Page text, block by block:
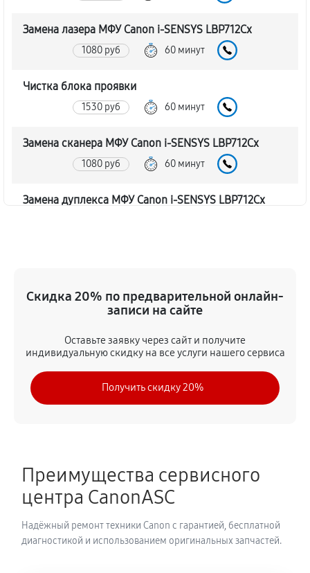
Замена лазера МФУ Canon i-SENSYS LBP712Cx
1080 руб 60 минут
Чистка блока проявки
1530 руб 60 минут
Замена сканера МФУ Canon i-SENSYS LBP712Cx
1080 руб 60 минут
Замена дуплекса МФУ Canon i-SENSYS LBP712Cx
Замена тормозной площадки
60 минут
Замена Wi-Fi МФУ Canon i-SENSYS LBP712Cx
1620 руб 60 минут
Замена печатной головки
1350 руб 60 минут
Замена печки МФУ Canon i-SENSYS LBP712Cx
Скидка 20% по предварительной онлайн-
записи на сайте
Оставьте заявку через сайт и получите
индивидуальную скидку на все услуги нашего сервиса
Получить скидку 20%
Преимущества сервисного
центра CanonASC
Надёжный ремонт техники Canon с гарантией, бесплатной
диагностикой и использованием оригинальных запчастей.